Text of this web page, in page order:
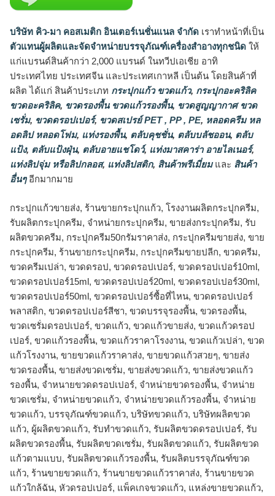
บริษัท คิว-มา คอสเมติก อินเตอร์เนชั่นแนล จำกัด เราทำหน้าที่เป็น
ตัวแทนผู้ผลิตและจัดจำหน่ายบรรจุภัณฑ์เครื่องสำอางทุกชนิด ให้
แก่แบรนด์สินค้ากว่า 2,000 แบรนด์ ในทวีปเอเชีย อาทิ
ประเทศไทย ประเทศจีน และประเทศเกาหลี เป็นต้น โดยสินค้าที่
ผลิต ได้แก่ สินค้าประเภท กระปุกแก้ว ขวดแก้ว, กระปุกอะคริลิค
ขวดอะคริลิค, ขวดรองพื้น ขวดแก้วรองพื้น, ขวดสูญญากาศ ขวด
เซรั่ม, ขวดดรอปเปอร์, ขวดสเปรย์ PET , PP , PE, หลอดครีม หล
อดลิป หลอดโฟม, แท่งรองพื้น, ตลับคุชชั่น, ตลับบลัชออน, ตลับ
แป้ง, ตลับแป้งฝุ่น, ตลับอายแชโดว์, แท่งมาสคาร่า อายไลเนอร์,
แท่งลิปจุ่ม หรือลิปกลอส, แท่งลิปสติก, สินค้าพรีเมี่ยมและ สินค้า
อื่นๆอีกมากมาย
กระปุกแก้วขายส่ง, ร้านขายกระปุกแก้ว, โรงงานผลิตกระปุกครีม,
รับผลิตกระปุกครีม, จำหน่ายกระปุกครีม, ขายส่งกระปุกครีม, รับ
ผลิตขวดครีม, กระปุกครีม50กรัมราคาส่ง, กระปุกครีมขายส่ง, ขาย
กระปุกครีม, ร้านขายกระปุกครีม, กระปุกครีมขายปลีก, ขวดครีม,
ขวดครีมเปล่า, ขวดดรอป, ขวดดรอปเปอร์, ขวดดรอปเปอร์10ml,
ขวดดรอปเปอร์15ml, ขวดดรอปเปอร์20ml, ขวดดรอปเปอร์30ml,
ขวดดรอปเปอร์50ml, ขวดดรอปเปอร์ซื้อที่ไหน, ขวดดรอปเปอร์
พลาสติก, ขวดดรอปเปอร์สีชา, ขวดบรรจุรองพื้น, ขวดรองพื้น,
ขวดเซรั่มดรอปเปอร์, ขวดแก้ว, ขวดแก้วขายส่ง, ขวดแก้วดรอป
เปอร์, ขวดแก้วรองพื้น, ขวดแก้วราคาโรงงาน, ขวดแก้วเปล่า, ขวด
แก้วโรงงาน, ขายขวดแก้วราคาส่ง, ขายขวดแก้วสวยๆ, ขายส่ง
ขวดรองพื้น, ขายส่งขวดเซรั่ม, ขายส่งขวดแก้ว, ขายส่งขวดแก้ว
รองพื้น, จำหนายขวดดรอปเปอร์, จำหน่ายขวดรองพื้น, จำหน่าย
ขวดเซรั่ม, จำหน่ายขวดแก้ว, จำหน่ายขวดแก้วรองพื้น, จําหน่าย
ขวดแก้ว, บรรจุภัณฑ์ขวดแก้ว, บริษัทขวดแก้ว, บริษัทผลิตขวด
แก้ว, ผู้ผลิตขวดแก้ว, รับทำขวดแก้ว, รับผลิตขวดดรอปเปอร์, รับ
ผลิตขวดรองพื้น, รับผลิตขวดเซรั่ม, รับผลิตขวดแก้ว, รับผลิตขวด
แก้วตามแบบ, รับผลิตขวดแก้วรองพื้น, รับผลิตบรรจุภัณฑ์ขวด
แก้ว, ร้านขายขวดแก้ว, ร้านขายขวดแก้วราคาส่ง, ร้านขายขวด
แก้วใกล้ฉัน, หัวดรอปเปอร์, แพ็คเกจขวดแก้ว, แหล่งขายขวดแก้ว,